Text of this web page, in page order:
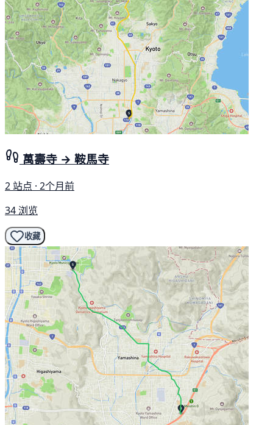
萬壽寺 → 鞍馬寺
2 站点 · 2个月前
34 浏览
收藏